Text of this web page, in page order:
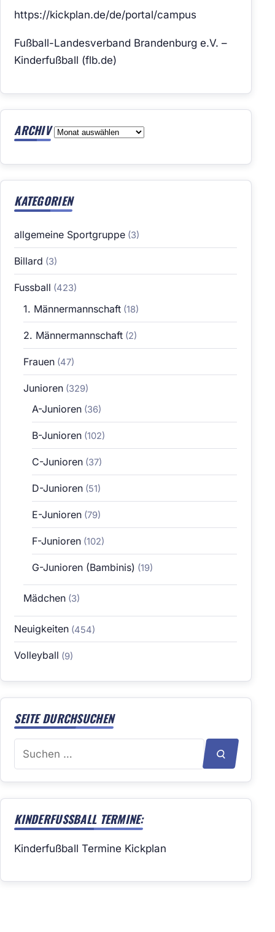
https://kickplan.de/de/portal/campus
Fußball-Landesverband Brandenburg e.V. –
Kinderfußball (flb.de)
ARCHIV Archiv
KATEGORIEN
allgemeine Sportgruppe (3)
Billard (3)
Fussball (423)
1. Männermannschaft(18)
2. Männermannschaft(2)
Frauen(47)
Junioren(329)
A-Junioren (36)
B-Junioren (102)
C-Junioren (37)
D-Junioren (51)
E-Junioren (79)
F-Junioren (102)
G-Junioren (Bambinis) (19)
Mädchen(3)
Neuigkeiten (454)
Volleyball (9)
SEITE DURCHSUCHEN
Suchen
SUCHEN
KINDERFUSSBALL TERMINE:
Kinderfußball Termine Kickplan